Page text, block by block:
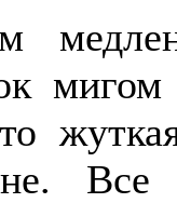
мигом